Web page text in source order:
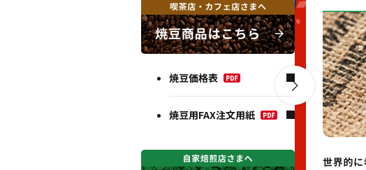
焼豆価格表
焼豆用FAX注文用紙